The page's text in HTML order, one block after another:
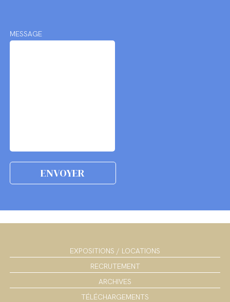
MESSAGE
EXPOSITIONS / LOCATIONS
RECRUTEMENT
ARCHIVES
TÉLÉCHARGEMENTS